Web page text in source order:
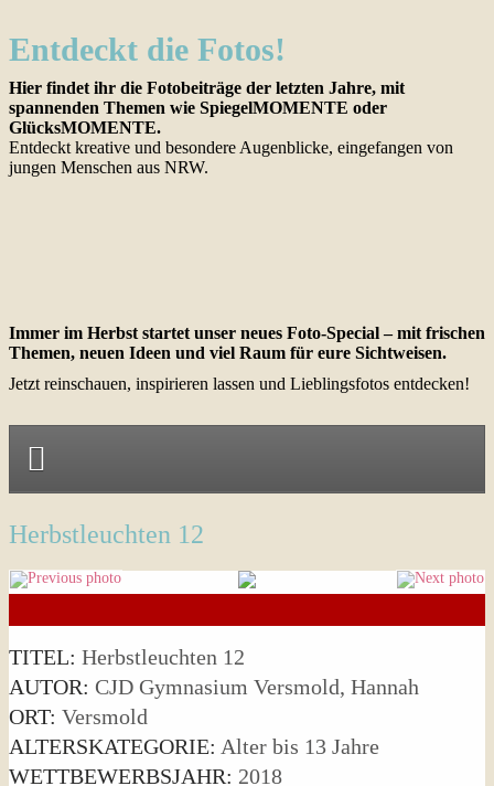
Entdeckt die Fotos!
Hier findet ihr die Fotobeiträge der letzten Jahre, mit
spannenden Themen wie SpiegelMOMENTE oder
GlücksMOMENTE.
Entdeckt kreative und besondere Augenblicke, eingefangen von
jungen Menschen aus NRW.
Immer im Herbst startet unser neues Foto-Special – mit frischen
Themen, neuen Ideen und viel Raum für eure Sichtweisen.
Jetzt reinschauen, inspirieren lassen und Lieblingsfotos entdecken!
Herbstleuchten 12
TITEL: Herbstleuchten 12
AUTOR: CJD Gymnasium Versmold, Hannah
ORT: Versmold
ALTERSKATEGORIE: Alter bis 13 Jahre
WETTBEWERBSJAHR: 2018